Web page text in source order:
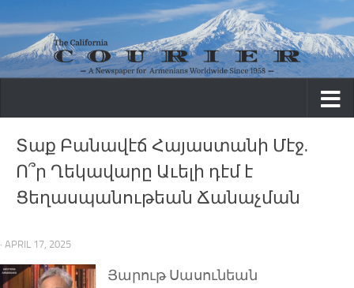
Skip to content
Տաք Բա​նավէճ Հայաստանի Մէջ.
Ո՞ր Ղեկավարը Աւելի դէմ է
Ցեղասպանութեան Ճանաչման
· APRIL 17, 2025
Յարութ Սասունեան